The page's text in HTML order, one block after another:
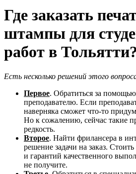
Где заказать
штампы для
работ в Тольятти?
Есть несколько решений этого
Первое. Обратиться за
преподавателю. Если
наверняка сможет что-то
Но к сожалению, сейчас такие
редкость.
Второе. Найти фрилансера в
решение задачи на заказ.
и гарантий качественного
не получите.